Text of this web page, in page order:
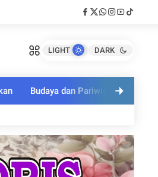
LIGHT DARK
Budaya dan Pariwisata